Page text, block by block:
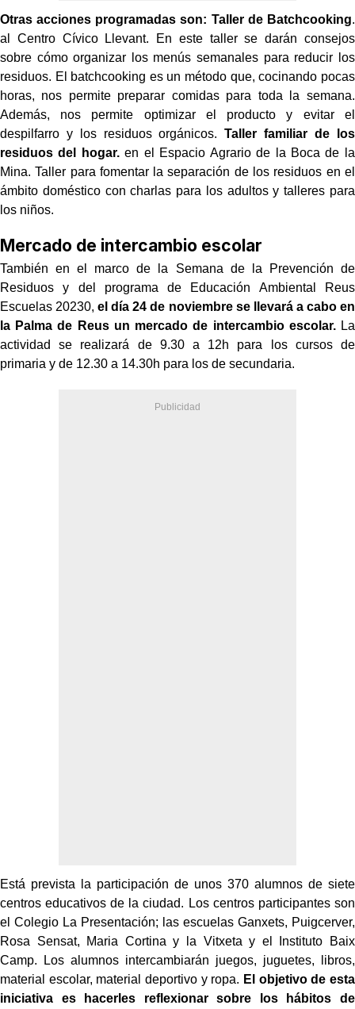
Otras acciones programadas son: Taller de Batchcooking.
al Centro Cívico Llevant. En este taller se darán consejos
sobre cómo organizar los menús semanales para reducir los
residuos. El batchcooking es un método que, cocinando pocas
horas, nos permite preparar comidas para toda la semana.
Además, nos permite optimizar el producto y evitar el
despilfarro y los residuos orgánicos.Taller familiar de los
residuos del hogar.en el Espacio Agrario de la Boca de la
Mina. Taller para fomentar la separación de los residuos en el
ámbito doméstico con charlas para los adultos y talleres para
los niños.
Mercado de intercambio escolar
También en el marco de la Semana de la Prevención de
Residuos y del programa de Educación Ambiental Reus
Escuelas 20230, el día 24 de noviembre se llevará a cabo en
la Palma de Reus un mercado de intercambio escolar.La
actividad se realizará de 9.30 a 12h para los cursos de
primaria y de 12.30 a 14.30h para los de secundaria.
Está prevista la participación de unos 370 alumnos de siete
centros educativos de la ciudad. Los centros participantes son
el Colegio La Presentación; las escuelas Ganxets, Puigcerver,
Rosa Sensat, Maria Cortina y la Vitxeta y el Instituto Baix
Camp. Los alumnos intercambiarán juegos, juguetes, libros,
material escolar, material deportivo y ropa. El objetivo de esta
iniciativa es hacerles reflexionar sobre los hábitos de